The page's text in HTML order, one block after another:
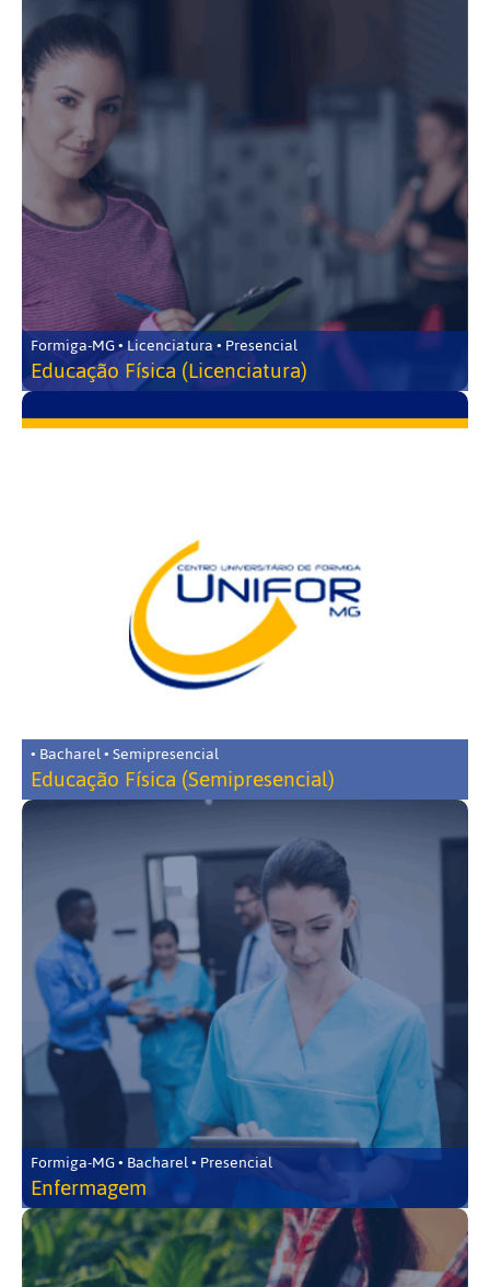
Formiga-MG • Licenciatura • Presencial
Educação Física (Licenciatura)
• Bacharel • Semipresencial
Educação Física (Semipresencial)
Formiga-MG • Bacharel • Presencial
Enfermagem